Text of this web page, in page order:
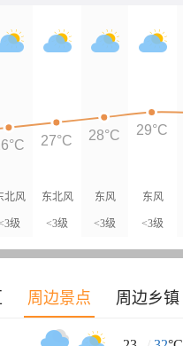
北风
级
东北风
<3级
东风
<3级
东风
<3级
27°C 28°C 29°C
周边景点 周边乡镇